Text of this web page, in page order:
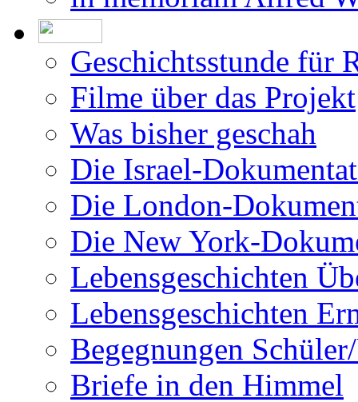
Geschichtsstunde für
Filme über das Projekt
Was bisher geschah
Die Israel-
Die London-
Die New York-
Lebensgeschichten
Lebensgeschichten
Begegnungen
Briefe in den Himmel